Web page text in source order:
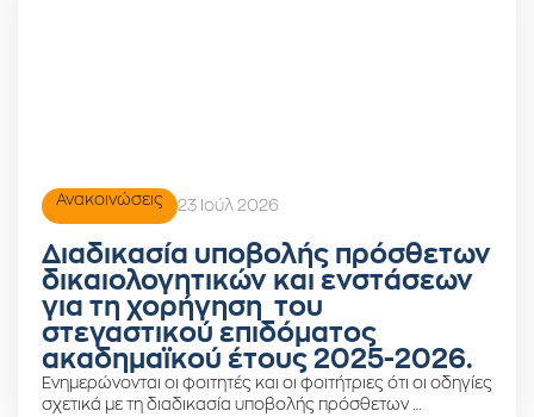
Ανακοινώσεις 23 Ιούλ 2026
Διαδικασία υποβολής πρόσθετων
δικαιολογητικών και ενστάσεων
για τη χορήγηση του
στεγαστικού επιδόματος
ακαδημαϊκού έτους 2025-2026.
Ενημερώνονται οι φοιτητές και οι φοιτήτριες ότι οι οδηγίες
σχετικά με τη διαδικασία υποβολής πρόσθετων …